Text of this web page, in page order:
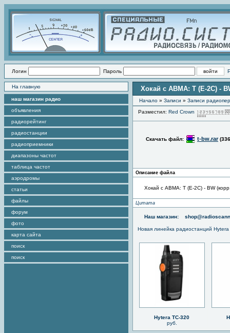
Логин Пароль
На главную
наш магазин радио
объявления
радиорейтинг
радиостанции
радиоприемники
диапазоны частот
таблица частот
аэродромы
статьи
файлы
форум
фото
карта сайта
поиск
поиск
Хокай с АВМА: Т (Е-2С) -
Начало » Записи » Записи
Разместил: Red Crown
Скачать файл: t-bw.rar
Описание файла
Хокай с АВМА: Т (Е-2С) - BW
Цитата
Наш магазин:
Новая линейка радиостанций
Hytera TC-320
руб.